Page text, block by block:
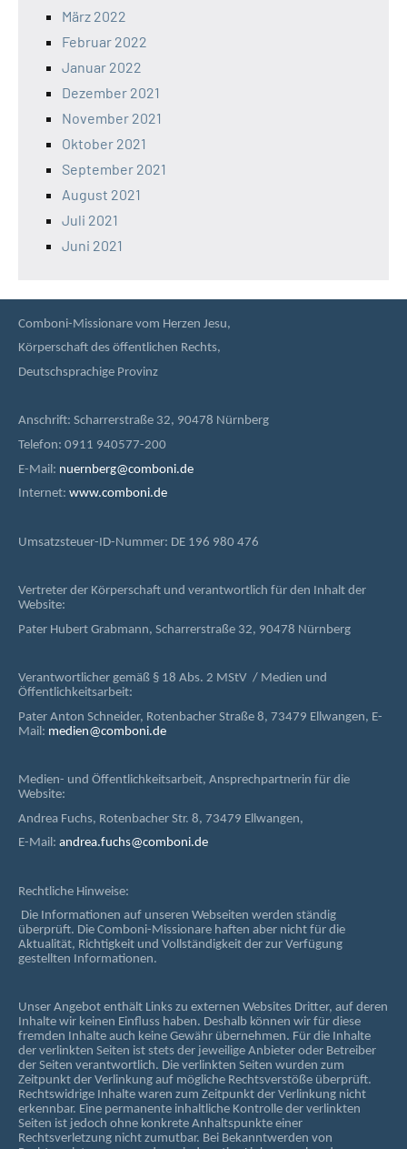
März 2022
Februar 2022
Januar 2022
Dezember 2021
November 2021
Oktober 2021
September 2021
August 2021
Juli 2021
Juni 2021
Comboni-Missionare vom Herzen Jesu,
Körperschaft des öffentlichen Rechts,
Deutschsprachige Provinz
Anschrift: Scharrerstraße 32, 90478 Nürnberg
Telefon: 0911 940577-200
E-Mail: nuernberg@comboni.de
Internet: www.comboni.de
Umsatzsteuer-ID-Nummer: DE 196 980 476
Vertreter der Körperschaft und verantwortlich für den Inhalt der
Website:
Pater Hubert Grabmann, Scharrerstraße 32, 90478 Nürnberg
Verantwortlicher gemäß § 18 Abs. 2 MStV / Medien und
Öffentlichkeitsarbeit:
Pater Anton Schneider, Rotenbacher Straße 8, 73479 Ellwangen, E-
Mail: medien@comboni.de
Medien- und Öffentlichkeitsarbeit, Ansprechpartnerin für die
Website:
Andrea Fuchs, Rotenbacher Str. 8, 73479 Ellwangen,
E-Mail: andrea.fuchs@comboni.de
Rechtliche Hinweise:
Die Informationen auf unseren Webseiten werden ständig
überprüft. Die Comboni-Missionare haften aber nicht für die
Aktualität, Richtigkeit und Vollständigkeit der zur Verfügung
gestellten Informationen.
Unser Angebot enthält Links zu externen Websites Dritter, auf deren
Inhalte wir keinen Einfluss haben. Deshalb können wir für diese
fremden Inhalte auch keine Gewähr übernehmen. Für die Inhalte
der verlinkten Seiten ist stets der jeweilige Anbieter oder Betreiber
der Seiten verantwortlich. Die verlinkten Seiten wurden zum
Zeitpunkt der Verlinkung auf mögliche Rechtsverstöße überprüft.
Rechtswidrige Inhalte waren zum Zeitpunkt der Verlinkung nicht
erkennbar. Eine permanente inhaltliche Kontrolle der verlinkten
Seiten ist jedoch ohne konkrete Anhaltspunkte einer
Rechtsverletzung nicht zumutbar. Bei Bekanntwerden von